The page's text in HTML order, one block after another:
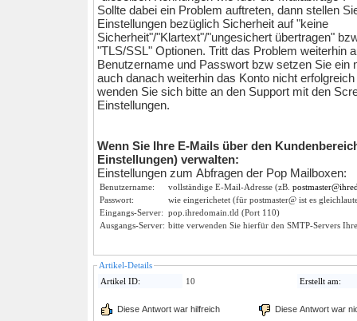
Sollte dabei ein Problem auftreten, dann stellen
Einstellungen bezüglich Sicherheit auf "keine
Sicherheit"/"Klartext"/"ungesichert übertragen"
"TLS/SSL" Optionen. Tritt das Problem weiterhin
Benutzername und Passwort bzw setzen Sie ein
auch danach weiterhin das Konto nicht
wenden Sie sich bitte an den Support mit den
Einstellungen.
Wenn Sie Ihre E-Mails über den
Einstellungen) verwalten:
Einstellungen zum Abfragen der Pop Mailboxen:
Benutzername: vollständige E-Mail-Adresse (zB.
Passwort:
wie eingerichetet (für postmaster@ ist es
Eingangs-Server: pop.ihredomain.tld (Port 110)
Ausgangs-Server: bitte verwenden Sie hierfür den SMTP-Servers
Artikel-Details
Artikel ID:
10 Erstellt am:
Diese Antwort war hilfreich Diese Antwort war